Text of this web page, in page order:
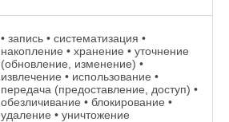
• запись • систематизация •
накопление • хранение • уточнение
(обновление, изменение) •
извлечение • использование •
передача (предоставление, доступ) •
обезличивание • блокирование •
удаление • уничтожение